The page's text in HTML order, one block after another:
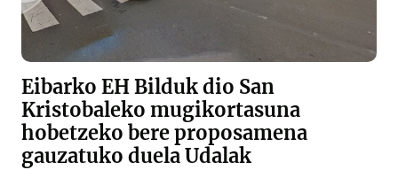
Eibarko EH Bilduk dio San
Kristobaleko mugikortasuna
hobetzeko bere proposamena
gauzatuko duela Udalak